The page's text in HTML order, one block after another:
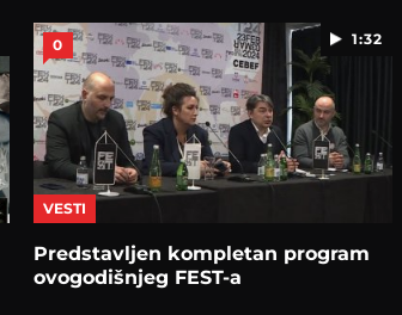
1:32
0
VESTI
Predstavljen kompletan program
ovogodišnjeg FEST-a